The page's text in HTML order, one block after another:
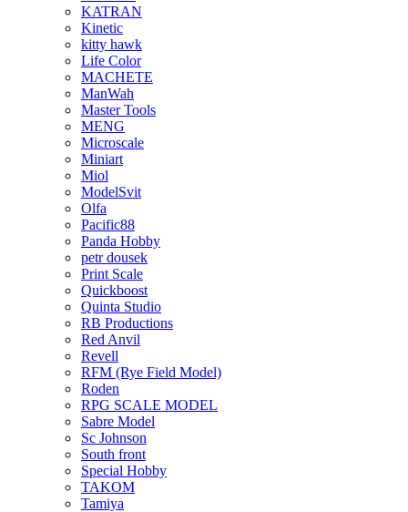
KATRAN
Kinetic
kitty hawk
Life Color
MACHETE
ManWah
Master Tools
MENG
Microscale
Miniart
Miol
ModelSvit
Olfa
Pacific88
Panda Hobby
petr dousek
Print Scale
Quickboost
Quinta Studio
RB Productions
Red Anvil
Revell
RFM (Rye Field Model)
Roden
RPG SCALE MODEL
Sabre Model
Sc Johnson
South front
Special Hobby
TAKOM
Tamiya